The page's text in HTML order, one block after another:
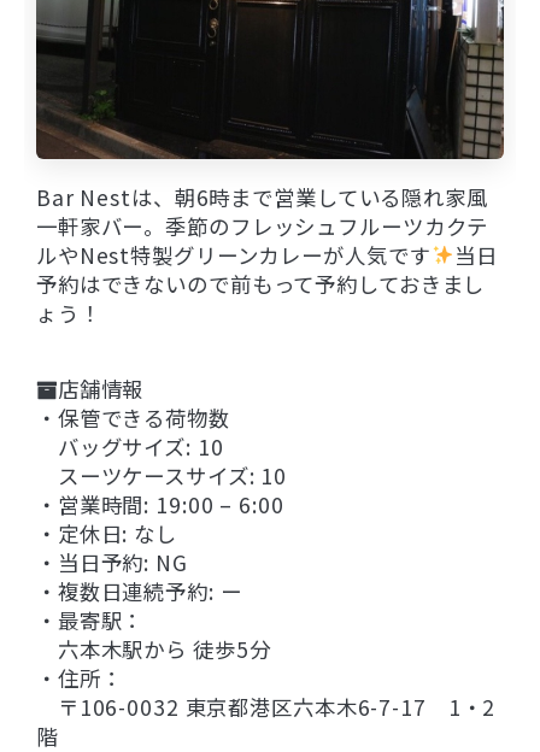
Bar Nestは、朝6時まで営業している隠れ家風
一軒家バー。季節のフレッシュフルーツカクテ
ルやNest特製グリーンカレーが人気です
当日
予約はできないので前もって予約しておきまし
ょう！
店舗情報
・保管できる荷物数
バッグサイズ: 10
スーツケースサイズ: 10
・営業時間: 19:00 – 6:00
・定休日: なし
・当日予約: NG
・複数日連続予約: ー
・最寄駅：
六本木駅から 徒歩5分
・住所：
〒106-0032 東京都港区六本木6-7-17 1・2
階